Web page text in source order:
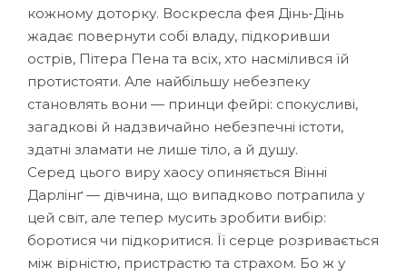
кожному доторку. Воскресла фея Дінь-Дінь
жадає повернути собі владу, підкоривши
острів, Пітера Пена та всіх, хто насмілився їй
протистояти. Але найбільшу небезпеку
становлять вони — принци фейрі: спокусливі,
загадкові й надзвичайно небезпечні істоти,
здатні зламати не лише тіло, а й душу.
Серед цього виру хаосу опиняється Вінні
Дарлінґ — дівчина, що випадково потрапила у
цей світ, але тепер мусить зробити вибір:
боротися чи підкоритися. Її серце розривається
між вірністю, пристрастю та страхом. Бо ж у